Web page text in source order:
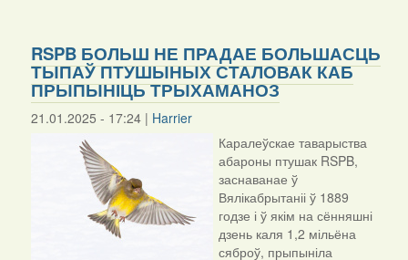
RSPB БОЛЬШ НЕ ПРАДАЕ БОЛЬШАСЦЬ
ТЫПАЎ ПТУШЫНЫХ СТАЛОВАК КАБ
ПРЫПЫНІЦЬ ТРЫХАМАНОЗ
21.01.2025 - 17:24 | Harrier
Каралеўскае таварыства
абароны птушак RSPB,
заснаванае ў
Вялікабрытаніі ў 1889
годзе і ў якім на сённяшні
дзень каля 1,2 мільёна
сяброў, прыпыніла